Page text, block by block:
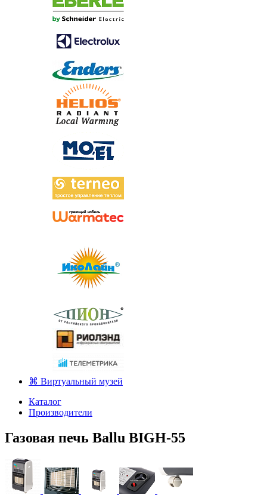
⌘ Виртуальный музей
Каталог
Производители
Газовая печь Ballu BIGH-55